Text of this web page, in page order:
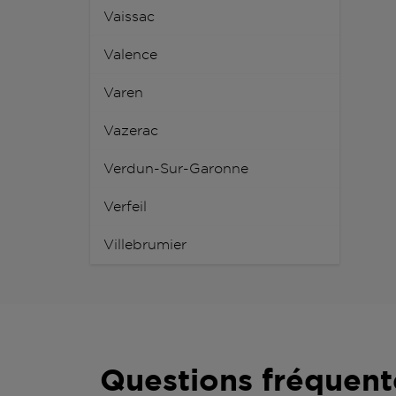
Vaissac
Valence
Varen
Vazerac
Verdun-Sur-Garonne
Verfeil
Villebrumier
Questions